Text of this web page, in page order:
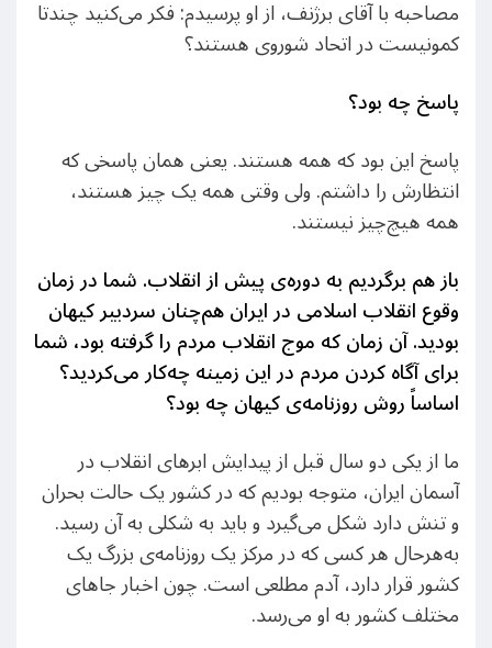
مصاحبه با آقای برژنف، از او پرسیدم: فکر می‌کنید چندتا
کمونیست در اتحاد شوروی هستند؟
پاسخ چه بود؟
پاسخ این بود که همه هستند. یعنی همان پاسخی که
انتظارش را داشتم. ولی وقتی همه یک‌ چیز هستند،
همه هیچ‌چیز نیستند.
باز هم برگردیم به دوره‌ی پیش از انقلاب. شما در زمان
وقوع انقلاب اسلامی در ایران هم‌چنان سردبیر کیهان
بودید. آن زمان که موج انقلاب مردم را گرفته بود، شما
برای آگاه کردن مردم در این زمینه چه‌کار می‌کردید؟
اساساً روش روزنامه‌ی کیهان چه بود؟
ما از یکی دو سال قبل از پیدایش ابرهای انقلاب در
آسمان ایران، متوجه بودیم که در کشور یک حالت بحران
و تنش دارد شکل می‌گیرد و باید به شکلی به آن رسید.
به‌هرحال هر کسی که در مرکز یک روزنامه‌ی بزرگ یک
کشور قرار دارد، آدم مطلعی است. چون اخبار جاهای
مختلف کشور به او می‌رسد.